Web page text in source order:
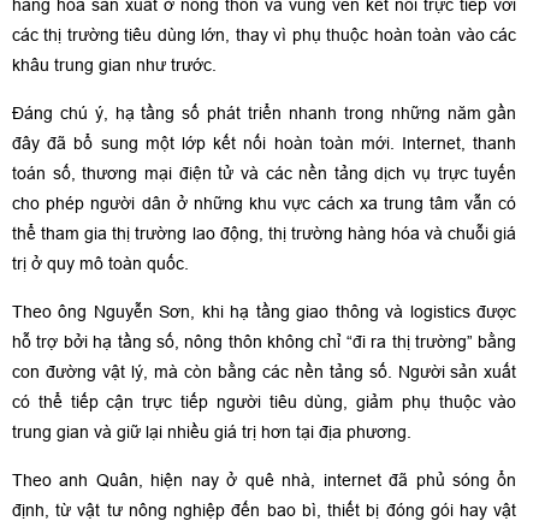
hàng hóa sản xuất ở nông thôn và vùng ven kết nối trực tiếp với
các thị trường tiêu dùng lớn, thay vì phụ thuộc hoàn toàn vào các
khâu trung gian như trước.
Đáng chú ý, hạ tầng số phát triển nhanh trong những năm gần
đây đã bổ sung một lớp kết nối hoàn toàn mới. Internet, thanh
toán số, thương mại điện tử và các nền tảng dịch vụ trực tuyến
cho phép người dân ở những khu vực cách xa trung tâm vẫn có
thể tham gia thị trường lao động, thị trường hàng hóa và chuỗi giá
trị ở quy mô toàn quốc.
Theo ông Nguyễn Sơn, khi hạ tầng giao thông và logistics được
hỗ trợ bởi hạ tầng số, nông thôn không chỉ “đi ra thị trường” bằng
con đường vật lý, mà còn bằng các nền tảng số. Người sản xuất
có thể tiếp cận trực tiếp người tiêu dùng, giảm phụ thuộc vào
trung gian và giữ lại nhiều giá trị hơn tại địa phương.
Theo anh Quân, hiện nay ở quê nhà, internet đã phủ sóng ổn
định, từ vật tư nông nghiệp đến bao bì, thiết bị đóng gói hay vật